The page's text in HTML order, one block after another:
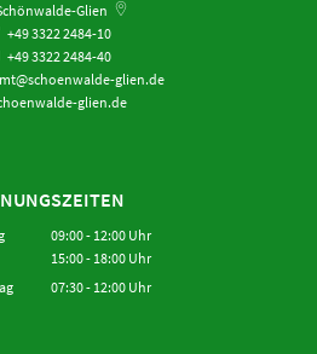
Glien
+49 3322 2484-10
+49 3322 2484-40
glien.de
glien.de
09:00- 12:00Uhr
Von 09:00 bis 12:00 Uhr
15:00- 18:00Uhr
Von 15:00 bis 18:00 Uhr
07:30- 12:00Uhr